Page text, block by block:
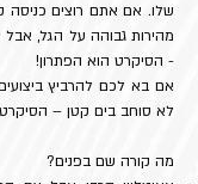
שלו. אם אתם רוצים כניסה
מהירות גבוהה על הגל,
- הסיקרט הוא הפתרון!
אם בא לכם להרביץ
לא סוחב בים קטן –
מה קורה שם בפנים?